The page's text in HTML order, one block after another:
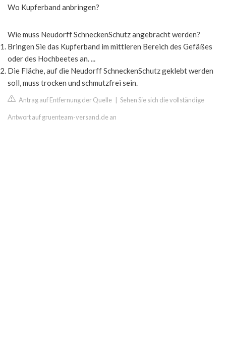
Wo Kupferband anbringen?
Wie muss Neudorff SchneckenSchutz angebracht werden?
Bringen Sie das Kupferband im mittleren Bereich des Gefäßes
oder des Hochbeetes an. ...
Die Fläche, auf die Neudorff SchneckenSchutz geklebt werden
soll, muss trocken und schmutzfrei sein.
Antrag auf Entfernung der Quelle Sehen Sie sich die vollständige
Antwort auf gruenteam-versand.de an